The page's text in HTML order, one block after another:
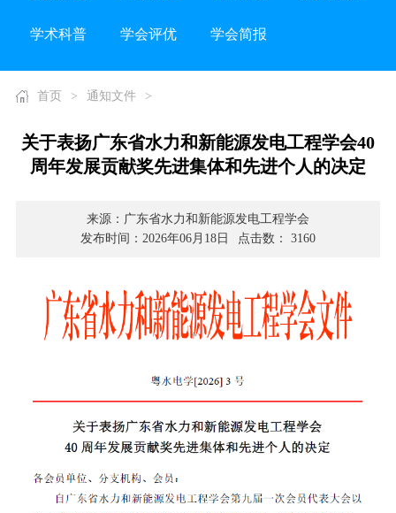
学术科普 学会评优 学会简报
首页 > 通知文件 >
关于表扬广东省水力和新能源发电工程学会40
周年发展贡献奖先进集体和先进个人的决定
来源：广东省水力和新能源发电工程学会
发布时间：2026年06月18日
点击数： 3160